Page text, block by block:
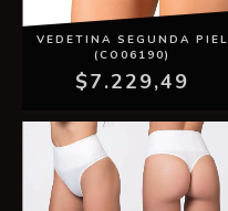
VEDETINA SEGUNDA PIEL
(CO06190)
$7.229,49